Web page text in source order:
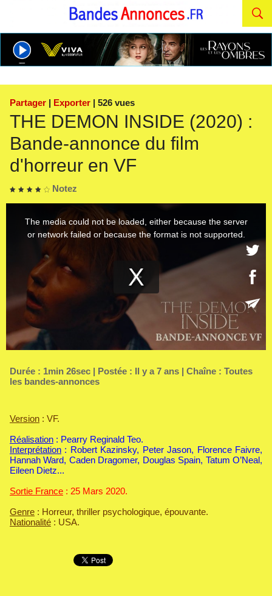
Partager | Exporter | 526 vues
THE DEMON INSIDE (2020) :
Bande-annonce du film
d'horreur en VF
Notez
Durée : 1min 26sec | Postée : Il y a 7 ans | Chaîne : Toutes
les bandes-annonces
Version : VF.
Réalisation : Pearry Reginald Teo.
Interprétation : Robert Kazinsky, Peter Jason, Florence Faivre,
Hannah Ward, Caden Dragomer, Douglas Spain, Tatum O’Neal,
Eileen Dietz...
Sortie France : 25 Mars 2020.
Genre : Horreur, thriller psychologique, épouvante.
Nationalité : USA.